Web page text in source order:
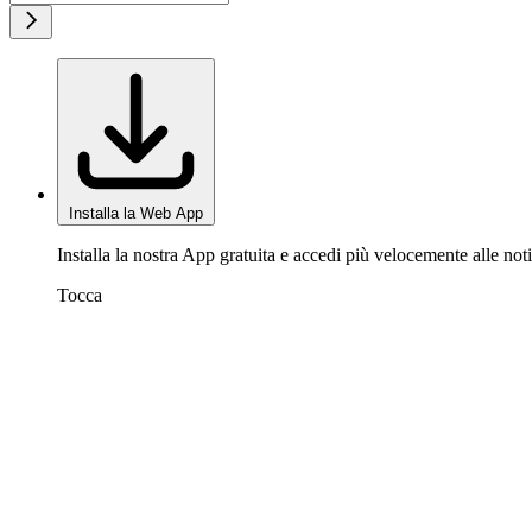
Installa la Web App
Installa la nostra App gratuita e accedi più velocemente alle
Tocca